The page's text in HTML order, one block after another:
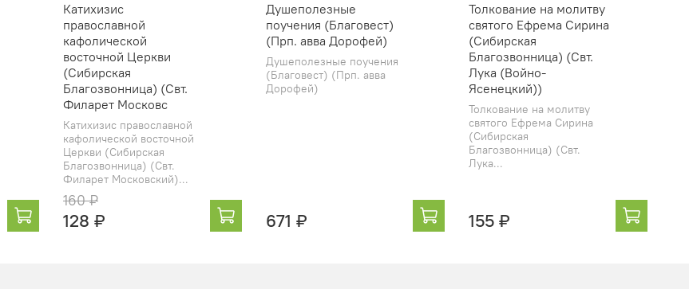
Катихизис
православной
кафолической
восточной Церкви
(Сибирская
Благозвонница) (Свт.
Филарет Московс
Катихизис православной
кафолической восточной
Церкви (Сибирская
Благозвонница) (Свт.
Филарет Московский)...
160 ₽
128 ₽
Душеполезные
поучения (Благовест)
(Прп. авва Дорофей)
Душеполезные поучения
(Благовест) (Прп. авва
Дорофей)
671 ₽
Толкование на молитву
святого Ефрема Сирина
(Сибирская
Благозвонница) (Свт.
Лука (Войно-
Ясенецкий))
Толкование на молитву
святого Ефрема Сирина
(Сибирская
Благозвонница) (Свт.
Лука...
155 ₽